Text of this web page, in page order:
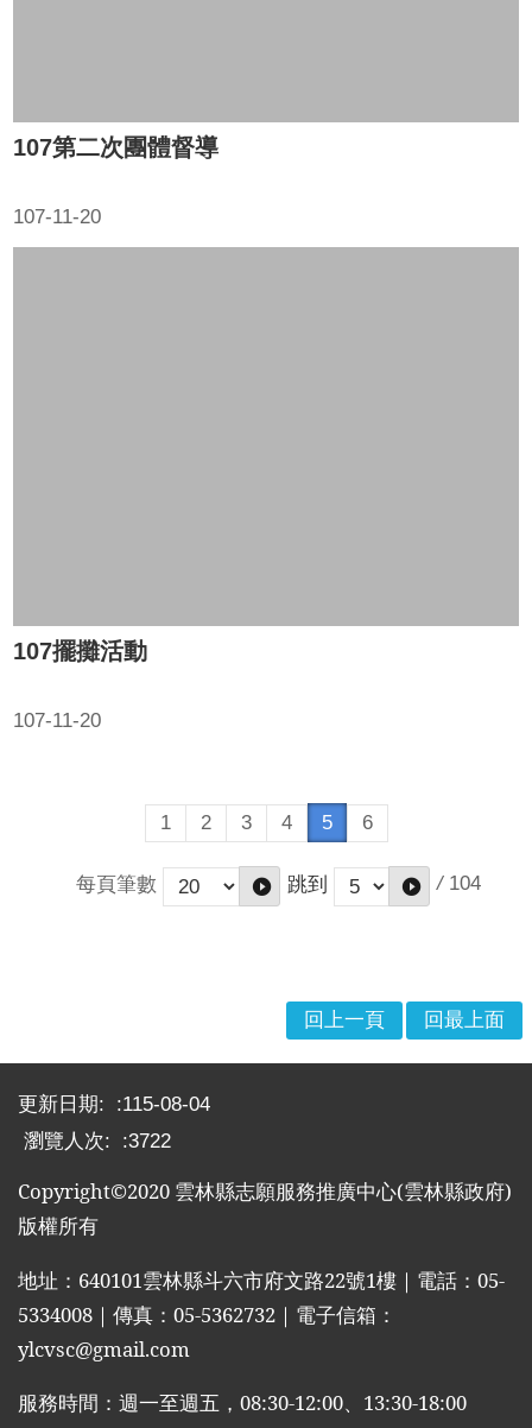
107第二次團體督導
107-11-20
107擺攤活動
107-11-20
1 2 3 4 5 6
每頁筆數 跳到 / 104
回上一頁 回最上面
更新日期:
115-08-04
瀏覽人次:
3722
Copyright©2020 雲林縣志願服務推廣中心(雲林縣政府)
版權所有
地址： 640101雲林縣斗六市府文路22號1樓｜電話： 05-
5334008 ｜傳真： 05-5362732 ｜電子信箱：
ylcvsc@gmail.com
服務時間：週一至週五， 08:30-12:00、 13:30-18:00